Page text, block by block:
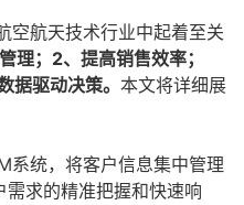
空航天技术行业中起着至关
理；2、提高销售效率；
据驱动决策。 本文将详细展
系统，将客户信息集中管理
求的精准把握和快速响